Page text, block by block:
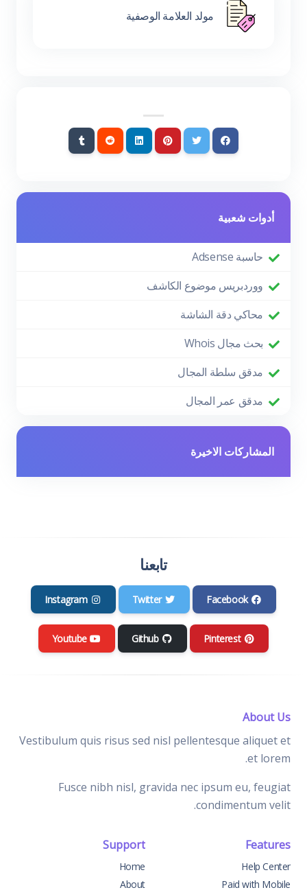
مولد العلامة الوصفية
أدوات شعبية
حاسبة Adsense
ووردبريس موضوع الكاشف
محاكي دقة الشاشة
بحث مجال Whois
مدقق سلطة المجال
مدقق عمر المجال
المشاركات الاخيرة
تابعنا
Facebook
Twitter
Instagram
Pinterest
Github
Youtube
About Us
Vestibulum quis risus sed nisl pellentesque aliquet et
et lorem.
Fusce nibh nisl, gravida nec ipsum eu, feugiat
condimentum velit.
Features
Help Center
Paid with Mobile
Support
Home
About